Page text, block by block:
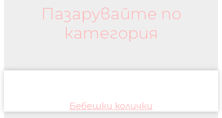
Пазарувайте по
категория
Бебешки колички